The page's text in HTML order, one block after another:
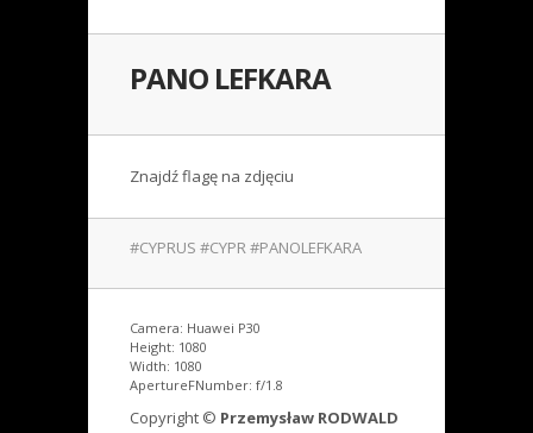
PANO LEFKARA
Znajdź flagę na zdjęciu
#CYPRUS #CYPR #PANOLEFKARA
Camera: Huawei P30
Height: 1080
Width: 1080
ApertureFNumber: f/1.8
Copyright © Przemysław RODWALD